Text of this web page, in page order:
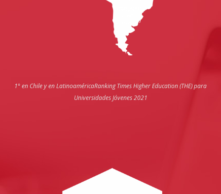
1° en Chile y en LatinoaméricaRanking Times Higher Education (THE) para
Universidades Jóvenes 2021